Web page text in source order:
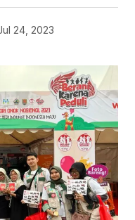
24, 2023